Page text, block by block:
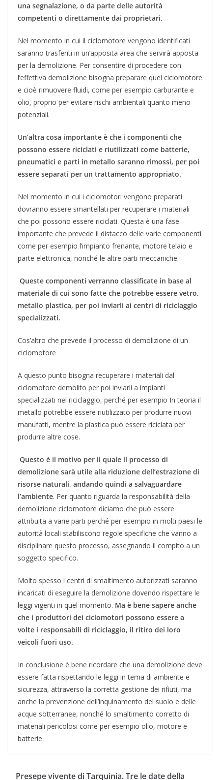
una segnalazione, o da parte delle autorità
competenti o direttamente dai proprietari.
Nel momento in cui il ciclomotore vengono identificati
saranno trasferiti in un’apposita area che servirà apposta
per la demolizione. Per consentire di procedere con
l’effettiva demolizione bisogna preparare quel ciclomotore
e cioè rimuovere fluidi, come per esempio carburante e
olio, proprio per evitare rischi ambientali quanto meno
potenziali.
Un’altra cosa importante è che i componenti che
possono essere riciclati e riutilizzati come batterie,
pneumatici e parti in metallo saranno rimossi, per poi
essere separati per un trattamento appropriato.
Nel momento in cui i ciclomotori vengono preparati
dovranno essere smantellati per recuperare i materiali
che poi possono essere riciclati. Questa è una fase
importante che prevede il distacco delle varie componenti
come per esempio l’impianto frenante, motore telaio e
parte elettronica, nonché le altre parti meccaniche.
Queste componenti verranno classificate in base al
materiale di cui sono fatte che potrebbe essere vetro,
metallo plastica, per poi inviarli ai centri di riciclaggio
specializzati.
Cos’altro che prevede il processo di demolizione di un
ciclomotore
A questo punto bisogna recuperare i materiali dal
ciclomotore demolito per poi inviarli a impianti
specializzati nel riciclaggio, perché per esempio In teoria il
metallo potrebbe essere riutilizzato per produrre nuovi
manufatti, mentre la plastica può essere riciclata per
produrre altre cose.
Questo è il motivo per il quale il processo di
demolizione sarà utile alla riduzione dell’estrazione di
risorse naturali, andando quindi a salvaguardare
l’ambiente. Per quanto riguarda la responsabilità della
demolizione ciclomotore diciamo che può essere
attribuita a varie parti perché per esempio in molti paesi le
autorità locali stabiliscono regole specifiche che vanno a
disciplinare questo processo, assegnando il compito a un
soggetto specifico.
Molto spesso i centri di smaltimento autorizzati saranno
incaricati di eseguire la demolizione dovendo rispettare le
leggi vigenti in quel momento. Ma è bene sapere anche
che i produttori dei ciclomotori possono essere a
volte i responsabili di riciclaggio, il ritiro dei loro
veicoli fuori uso.
In conclusione è bene ricordare che una demolizione deve
essere fatta rispettando le leggi in tema di ambiente e
sicurezza, attraverso la corretta gestione dei rifiuti, ma
anche la prevenzione dell’inquinamento del suolo e delle
acque sotterranee, nonché lo smaltimento corretto di
materiali pericolosi come per esempio olio, motore e
batterie.
Presepe vivente di Tarquinia. Tre le date della